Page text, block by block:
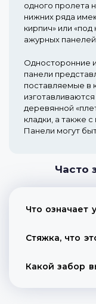
одного пролета
нижних ряда
кирпич» или
ажурных
Односторонние
панели
поставляемые в
деревянной
кладки, а также
Панели могут
Часто
Что означает
Стяжка, что
Какой забор